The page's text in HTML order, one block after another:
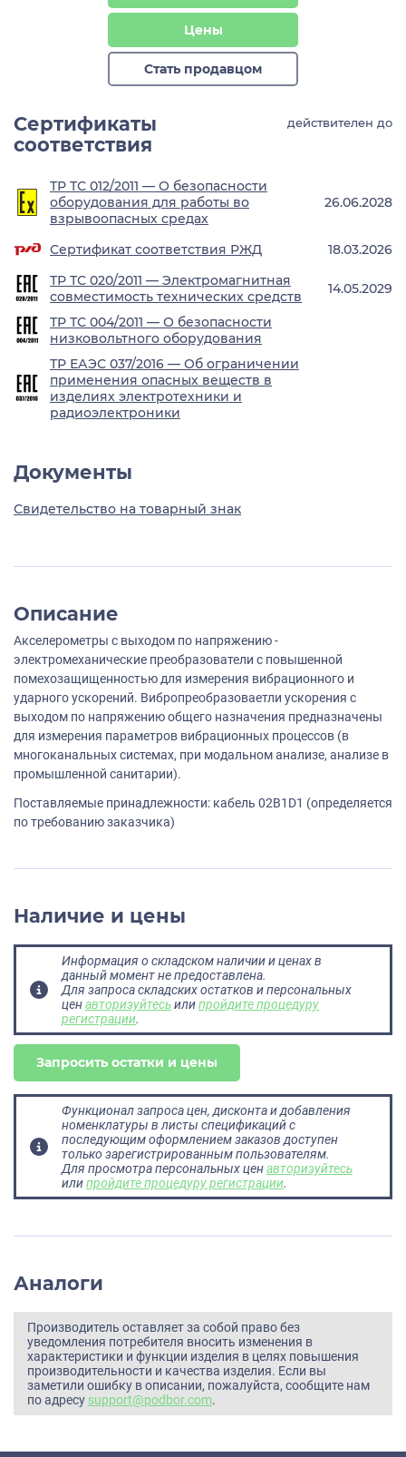
Цены
Стать продавцом
Сертификаты
соответствия
действителен до
ТР ТС 012/2011 — О безопасности
оборудования для работы во
взрывоопасных средах
26.06.2028
Сертификат соответствия РЖД
18.03.2026
ТР ТС 020/2011 — Электромагнитная
совместимость технических средств
14.05.2029
ТР ТС 004/2011 — О безопасности
низковольтного оборудования
ТР ЕАЭС 037/2016 — Об ограничении
применения опасных веществ в
изделиях электротехники и
радиоэлектроники
Документы
Свидетельство на товарный знак
Описание
Акселерометры с выходом по напряжению -
электромеханические преобразователи с повышенной
помехозащищенностью для измерения вибрационного и
ударного ускорений. Вибропреобразоваетли ускорения с
выходом по напряжению общего назначения предназначены
для измерения параметров вибрационных процессов (в
многоканальных системах, при модальном анализе, анализе в
промышленной санитарии).
Поставляемые принадлежности: кабель 02B1D1 (определяется
по требованию заказчика)
Наличие и цены
Информация о складском наличии и ценах в
данный момент не предоставлена.
Для запроса складских остатков и персональных
ценавторизуйтесьилипройдите процедуру
регистрации.
Запросить остатки и цены
Функционал запроса цен, дисконта и добавления
номенклатуры в листы спецификаций с
последующим оформлением заказов доступен
только зарегистрированным пользователям.
Для просмотра персональных ценавторизуйтесь
илипройдите процедуру регистрации.
Аналоги
Производитель оставляет за собой право без
уведомления потребителя вносить изменения в
характеристики и функции изделия в целях повышения
производительности и качества изделия. Если вы
заметили ошибку в описании, пожалуйста, сообщите нам
по адресу support@podbor.com.